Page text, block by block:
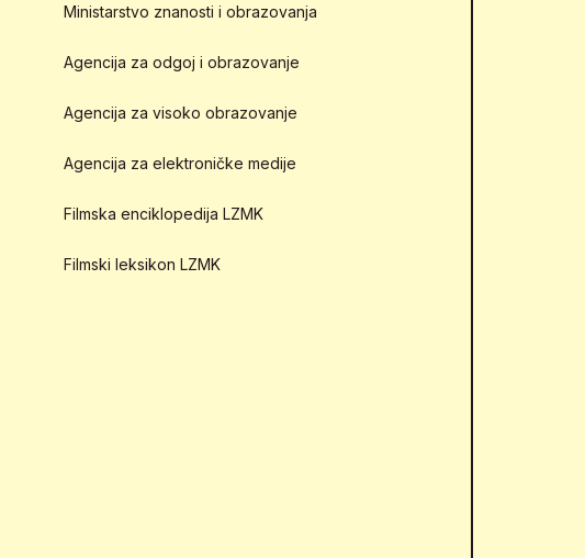
Ministarstvo znanosti i obrazovanja
Agencija za odgoj i obrazovanje
Agencija za visoko obrazovanje
Agencija za elektroničke medije
Filmska enciklopedija LZMK
Filmski leksikon LZMK